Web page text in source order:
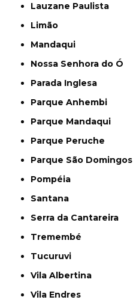
Lauzane Paulista
Limão
Mandaqui
Nossa Senhora do Ó
Parada Inglesa
Parque Anhembi
Parque Mandaqui
Parque Peruche
Parque São Domingos
Pompéia
Santana
Serra da Cantareira
Tremembé
Tucuruvi
Vila Albertina
Vila Endres